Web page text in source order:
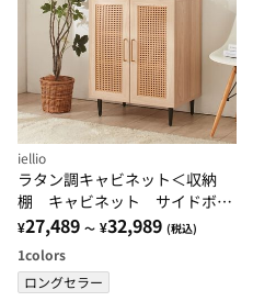
iellio
ラタン調キャビネット＜収納
棚 キャビネット サイドボー
ド リビングボード リビン
グ 棚 収納 サイドチェスト
＞
¥27,489 ～ ¥32,989 (税込)
1colors
ロングセラー